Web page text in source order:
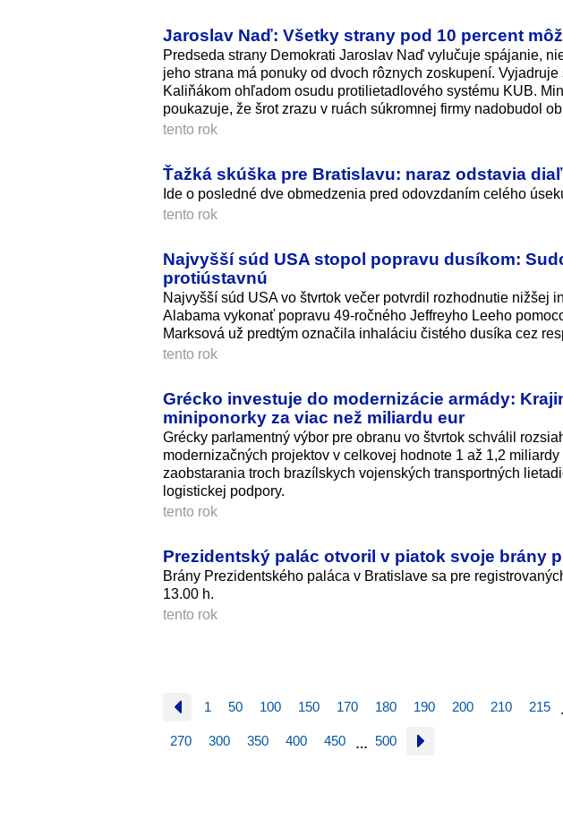
Jaroslav Naď: Všetky strany pod 10 percent
Predseda strany Demokrati Jaroslav Naď vylučuje spájanie,
jeho strana má ponuky od dvoch rôznych zoskupení.
Kaliňákom ohľadom osudu protilietadlového systému KUB.
poukazuje, že šrot zrazu v ruách súkromnej firmy nadobudol
tento rok
Ťažká skúška pre Bratislavu: naraz odstavia
Ide o posledné dve obmedzenia pred odovzdaním celého
tento rok
Najvyšší súd USA stopol popravu dusíkom:
protiústavnú
Najvyšší súd USA vo štvrtok večer potvrdil rozhodnutie nižšej
Alabama vykonať popravu 49-ročného Jeffreyho Leeho
Marksová už predtým označila inhaláciu čistého dusíka cez
tento rok
Grécko investuje do modernizácie armády:
miniponorky za viac než miliardu eur
Grécky parlamentný výbor pre obranu vo štvrtok schválil
modernizačných projektov v celkovej hodnote 1 až 1,2
zaobstarania troch brazílskych vojenských transportných
logistickej podpory.
tento rok
Prezidentský palác otvoril v piatok svoje brány
Brány Prezidentského paláca v Bratislave sa pre
13.00 h.
tento rok
1 50 100 150 170 180 190 200 210 215
270 300 350 400 450 … 500